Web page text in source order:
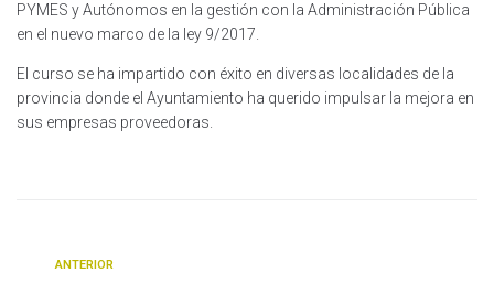
PYMES y Autónomos en la gestión con la Administración Pública
en el nuevo marco de la ley 9/2017.
El curso se ha impartido con éxito en diversas localidades de la
provincia donde el Ayuntamiento ha querido impulsar la mejora en
sus empresas proveedoras.
ANTERIOR